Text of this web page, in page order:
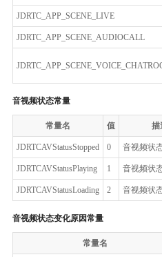
JDRTC_APP_SCENE_LIVE
JDRTC_APP_SCENE_AUDIOCALL
音视频状态常量
常量名 值 描
JDRTCAVStatusStopped 0 音视频状
JDRTCAVStatusPlaying 1 音视频状
JDRTCAVStatusLoading 2 音视频状
音视频状态变化原因常量
常量名